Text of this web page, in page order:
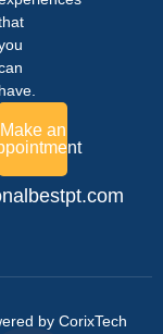
have.
Make an
by CorixTech